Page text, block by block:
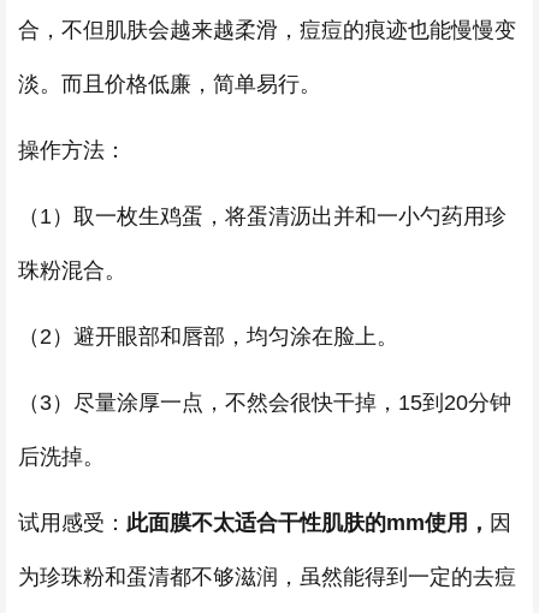
合，不但肌肤会越来越柔滑，痘痘的痕迹也能慢慢变
淡。而且价格低廉，简单易行。
操作方法：
（1）取一枚生鸡蛋，将蛋清沥出并和一小勺药用珍
珠粉混合。
（2）避开眼部和唇部，均匀涂在脸上。
（3）尽量涂厚一点，不然会很快干掉，15到20分钟
后洗掉。
试用感受： 此面膜不太适合干性肌肤的mm使用， 因
为珍珠粉和蛋清都不够滋润，虽然能得到一定的去痘